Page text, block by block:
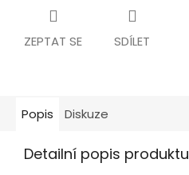
ZEPTAT SE SDÍLET
Popis Diskuze
Detailní popis produktu